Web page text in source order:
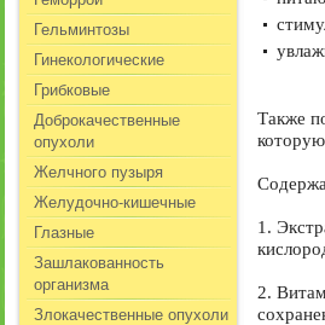
Гельминтозы
Гинекологические
Грибковые
Доброкачественные
опухоли
Желчного пузыря
Желудочно-кишечные
Глазные
Зашлакованность
организма
Злокачественные опухоли
Также
1.
2.